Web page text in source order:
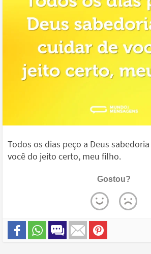
Todos os dias peço a Deus
você do jeito certo, meu filho.
Gostou?